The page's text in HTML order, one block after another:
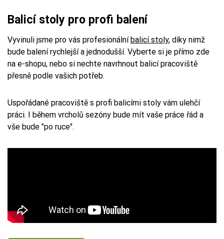
Balicí stoly pro profi balení
Vyvinuli jsme pro vás profesionálníbalicí stoly, díky nimž
bude balení rychlejší a jednodušší. Vyberte si je přímo zde
na e-shopu, nebo si nechte navrhnout balicí pracoviště
přesně podle vašich potřeb.
Uspořádané pracoviště s profi balicími stoly vám ulehčí
práci. I během vrcholů sezóny bude mít vaše práce řád a
vše bude "po ruce".